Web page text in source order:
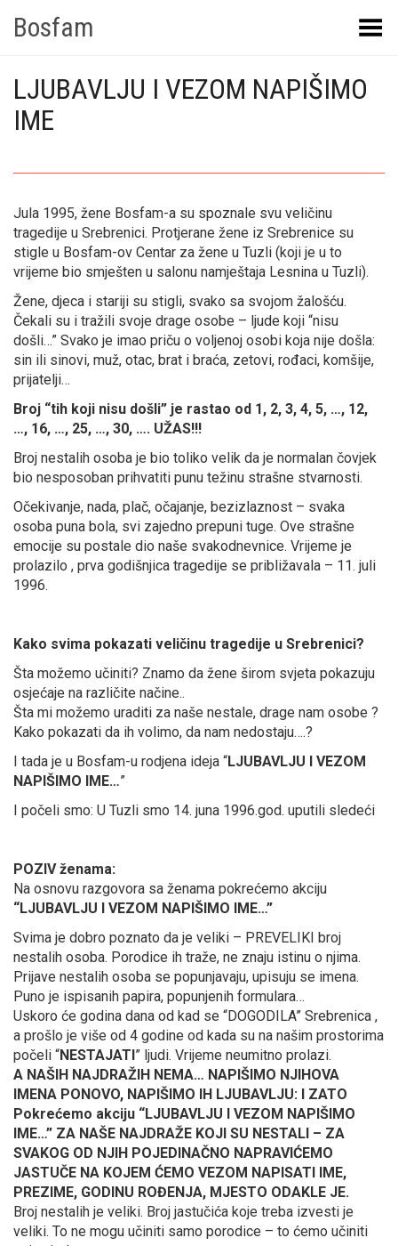
Bosfam Toggle Menu
LJUBAVLJU I VEZOM NAPIŠIMO
IME
Jula 1995, žene Bosfam-a su spoznale svu veličinu
tragedije u Srebrenici. Protjerane žene iz Srebrenice su
stigle u Bosfam-ov Centar za žene u Tuzli (koji je u to
vrijeme bio smješten u salonu namještaja Lesnina u Tuzli).
Žene, djeca i stariji su stigli, svako sa svojom žalošću.
Čekali su i tražili svoje drage osobe – ljude koji “nisu
došli…” Svako je imao priču o voljenoj osobi koja nije došla:
sin ili sinovi, muž, otac, brat i braća, zetovi, rođaci, komšije,
prijatelji…
Broj “tih koji nisu došli” je rastao od 1, 2, 3, 4, 5, …, 12,
…, 16, …, 25, …, 30, …. UŽAS!!!
Broj nestalih osoba je bio toliko velik da je normalan čovjek
bio nesposoban prihvatiti punu težinu strašne stvarnosti.
Očekivanje, nada, plač, očajanje, bezizlaznost – svaka
osoba puna bola, svi zajedno prepuni tuge. Ove strašne
emocije su postale dio naše svakodnevnice. Vrijeme je
prolazilo , prva godišnjica tragedije se približavala – 11. juli
1996.
Kako svima pokazati veličinu tragedije u Srebrenici?
Šta možemo učiniti? Znamo da žene širom svjeta pokazuju
osjećaje na različite načine..
Šta mi možemo uraditi za naše nestale, drage nam osobe ?
Kako pokazati da ih volimo, da nam nedostaju….?
I tada je u Bosfam-u rodjena ideja “LJUBAVLJU I VEZOM
NAPIŠIMO IME…”
I počeli smo: U Tuzli smo 14. juna 1996.god. uputili sledeći
POZIV ženama:
Na osnovu razgovora sa ženama pokrećemo akciju
“LJUBAVLJU I VEZOM NAPIŠIMO IME…”
Svima je dobro poznato da je veliki – PREVELIKI broj
nestalih osoba. Porodice ih traže, ne znaju istinu o njima.
Prijave nestalih osoba se popunjavaju, upisuju se imena.
Puno je ispisanih papira, popunjenih formulara…
Uskoro će godina dana od kad se “DOGODILA” Srebrenica ,
a prošlo je više od 4 godine od kada su na našim prostorima
počeli “NESTAJATI” ljudi. Vrijeme neumitno prolazi.
A NAŠIH NAJDRAŽIH NEMA… NAPIŠIMO NJIHOVA
IMENA PONOVO, NAPIŠIMO IH LJUBAVLJU: I ZATO
Pokrećemo akciju “LJUBAVLJU I VEZOM NAPIŠIMO
IME…” ZA NAŠE NAJDRAŽE KOJI SU NESTALI – ZA
SVAKOG OD NJIH POJEDINAČNO NAPRAVIĆEMO
JASTUČE NA KOJEM ĆEMO VEZOM NAPISATI IME,
PREZIME, GODINU ROĐENJA, MJESTO ODAKLE JE.
Broj nestalih je veliki. Broj jastučića koje treba izvesti je
veliki. To ne mogu učiniti samo porodice – to ćemo učiniti